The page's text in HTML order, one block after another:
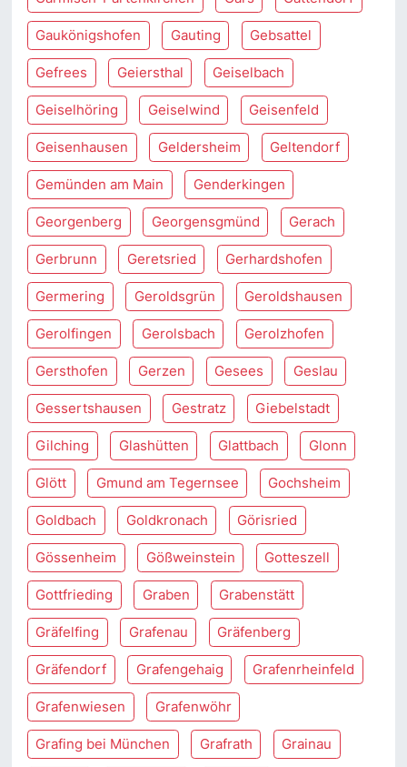
Gaukönigshofen Gauting Gebsattel
Gefrees Geiersthal Geiselbach
Geiselhöring Geiselwind Geisenfeld
Geisenhausen Geldersheim Geltendorf
Gemünden am Main Genderkingen
Georgenberg Georgensgmünd Gerach
Gerbrunn Geretsried Gerhardshofen
Germering Geroldsgrün Geroldshausen
Gerolfingen Gerolsbach Gerolzhofen
Gersthofen Gerzen Gesees Geslau
Gessertshausen Gestratz Giebelstadt
Gilching Glashütten Glattbach Glonn
Glött Gmund am Tegernsee Gochsheim
Goldbach Goldkronach Görisried
Gössenheim Gößweinstein Gotteszell
Gottfrieding Graben Grabenstätt
Gräfelfing Grafenau Gräfenberg
Gräfendorf Grafengehaig Grafenrheinfeld
Grafenwiesen Grafenwöhr
Grafing bei München Grafrath Grainau